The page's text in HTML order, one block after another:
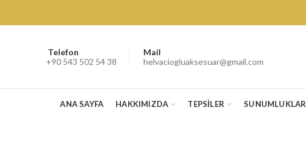
Telefon
+90 543 502 54 38
Mail
helvaciogluaksesuar@gmail.com
ANA SAYFA HAKKIMIZDA TEPSİLER SUNUMLUKLAR